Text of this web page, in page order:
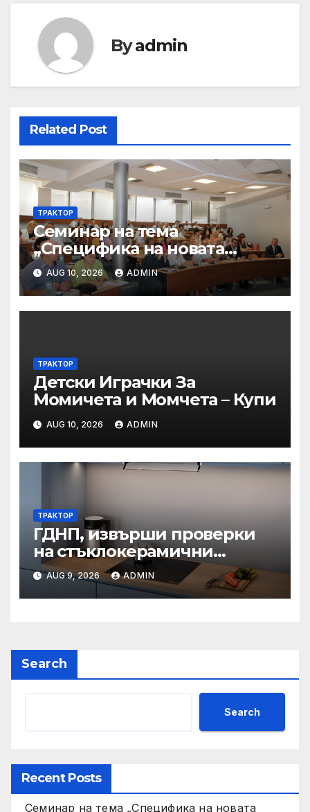
Byadmin
Related Post
ТРАКТОР
Семинар на тема
„Специфика на новата
критериална система на
НАОА за програмна
акредитация на
професионално
от регулираните професии
– пресечни точки и
решения“
AUG 10, 2026 ADMIN
ТРАКТОР
Детски Играчки За
Момичета и Момчета – Купи
AUG 10, 2026 ADMIN
ТРАКТОР
ГДНП, извърши проверки
на стъклокерамични
вградени котлони в
България
AUG 9, 2026 ADMIN
Search
Search
Recent Posts
Семинар на тема „Специфика на новата